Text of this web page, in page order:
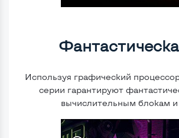
Используя графический
серии гарантируют
вычислительным блокам